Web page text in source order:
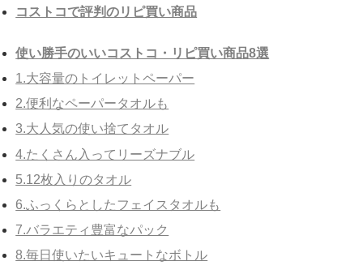
コストコで評判のリピ買い商品
使い勝手のいいコストコ・リピ買い商品8選
1.大容量のトイレットペーパー
2.便利なペーパータオルも
3.大人気の使い捨てタオル
4.たくさん入ってリーズナブル
5.12枚入りのタオル
6.ふっくらとしたフェイスタオルも
7.バラエティ豊富なパック
8.毎日使いたいキュートなボトル